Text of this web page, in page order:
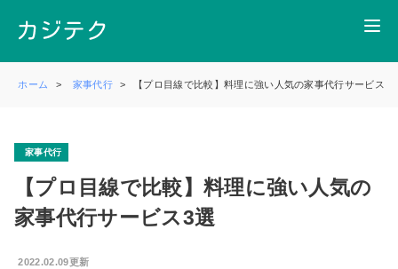
ホーム 家事代行 【プロ目線で比較】料理に強い人気の家事代行サービス3
家事代行
【プロ目線で比較】料理に強い人気の
家事代行サービス3選
2022.02.09更新